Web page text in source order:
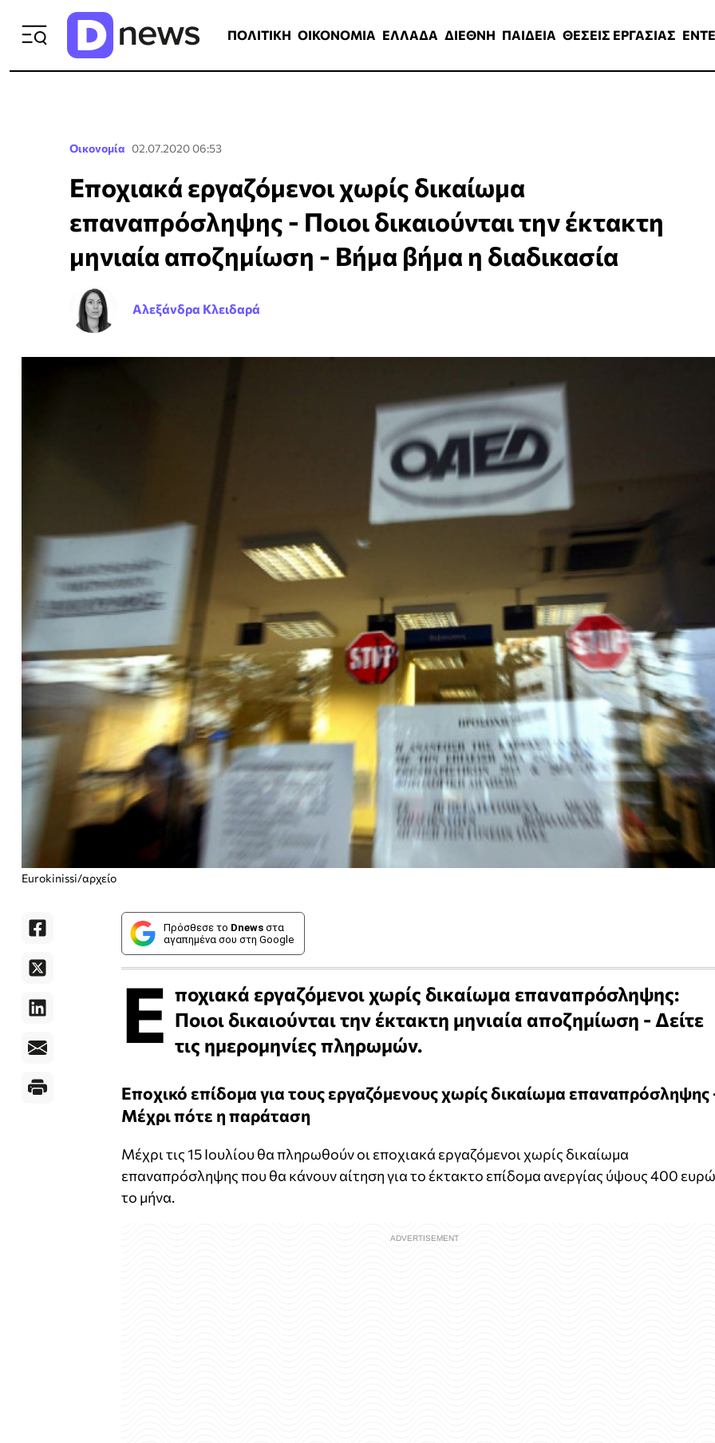
ΠΟΛΙΤΙΚΗ ΟΙΚΟΝΟΜΙΑ ΕΛΛΑΔΑ ΔΙΕΘΝΗ ΠΑΙΔΕΙΑ ΘΕΣΕΙΣ ΕΡΓΑΣΙΑΣ
Οικονομία 02.07.2020 06:53
Εποχιακά εργαζόμενοι χωρίς δικαίωμα
επαναπρόσληψης - Ποιοι δικαιούνται την έκτακτη
μηνιαία αποζημίωση - Βήμα βήμα η διαδικασία
Αλεξάνδρα Κλειδαρά
Eurokinissi/αρχείο
Πρόσθεσε το Dnews στα
αγαπημένα σου στη Google
Ε ποχιακά εργαζόμενοι χωρίς δικαίωμα επαναπρόσληψης:
Ποιοι δικαιούνται την έκτακτη μηνιαία αποζημίωση - Δείτε
τις ημερομηνίες πληρωμών.
Εποχικό επίδομα για τους εργαζόμενους χωρίς δικαίωμα επαναπρόσληψης
Μέχρι πότε η παράταση
Μέχρι τις 15 Ιουλίου θα πληρωθούν οι εποχιακά εργαζόμενοι χωρίς δικαίωμα
επαναπρόσληψης που θα κάνουν αίτηση για το έκτακτο επίδομα ανεργίας ύψους 400 ευρώ
το μήνα.